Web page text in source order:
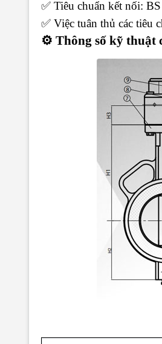
✅ Tiêu chuẩn kết nối:
✅ Việc tuân thủ các tiêu
⚙️ Thông số kỹ thuật